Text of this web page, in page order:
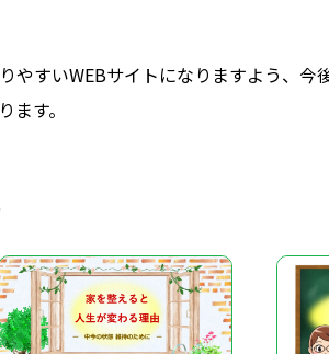
やすいWEBサイトになりますよう、今
す。